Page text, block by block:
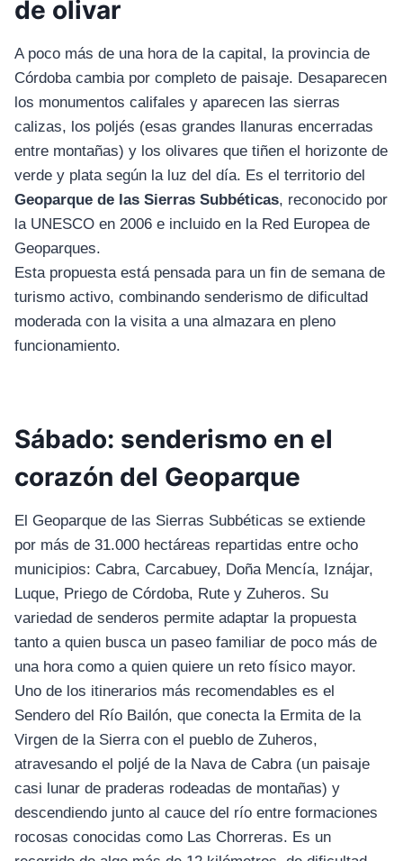
de olivar
A poco más de una hora de la capital, la provincia de
Córdoba cambia por completo de paisaje. Desaparecen
los monumentos califales y aparecen las sierras
calizas, los poljés (esas grandes llanuras encerradas
entre montañas) y los olivares que tiñen el horizonte de
verde y plata según la luz del día. Es el territorio del
Geoparque de las Sierras Subbéticas, reconocido por
la UNESCO en 2006 e incluido en la Red Europea de
Geoparques.
Esta propuesta está pensada para un fin de semana de
turismo activo, combinando senderismo de dificultad
moderada con la visita a una almazara en pleno
funcionamiento.
Sábado: senderismo en el
corazón del Geoparque
El Geoparque de las Sierras Subbéticas se extiende
por más de 31.000 hectáreas repartidas entre ocho
municipios: Cabra, Carcabuey, Doña Mencía, Iznájar,
Luque, Priego de Córdoba, Rute y Zuheros. Su
variedad de senderos permite adaptar la propuesta
tanto a quien busca un paseo familiar de poco más de
una hora como a quien quiere un reto físico mayor.
Uno de los itinerarios más recomendables es el
Sendero del Río Bailón, que conecta la Ermita de la
Virgen de la Sierra con el pueblo de Zuheros,
atravesando el poljé de la Nava de Cabra (un paisaje
casi lunar de praderas rodeadas de montañas) y
descendiendo junto al cauce del río entre formaciones
rocosas conocidas como Las Chorreras. Es un